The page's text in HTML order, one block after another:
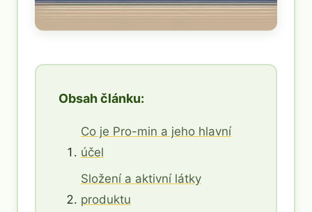
Obsah článku:
Co je Pro-min a jeho hlavní
účel
Složení a aktivní látky
produktu